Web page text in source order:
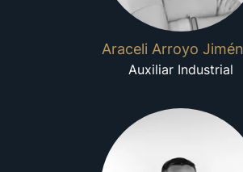
Araceli Arroyo
Auxiliar Industrial